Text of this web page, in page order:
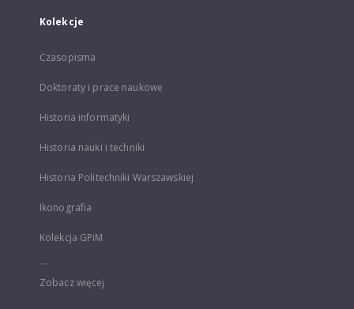
Kolekcje
Czasopisma
Doktoraty i prace naukowe
Historia informatyki
Historia nauki i techniki
Historia Politechniki Warszawskiej
Ikonografia
Kolekcja GPiM
...
Zobacz więcej